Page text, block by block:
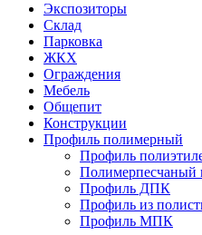
Экспозиторы
Склад
Парковка
ЖКХ
Ограждения
Мебель
Общепит
Конструкции
Профиль полимерный
Профиль
Полимерпесчаный
Профиль ДПК
Профиль из
Профиль МПК